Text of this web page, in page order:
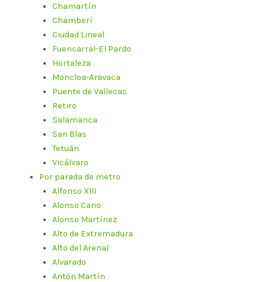
Chamartín
Chamberí
Ciudad Lineal
Fuencarral-El Pardo
Hortaleza
Moncloa-Aravaca
Puente de Vallecas
Retiro
Salamanca
San Blas
Tetuán
Vicálvaro
Por parada de metro
Alfonso XIII
Alonso Cano
Alonso Martínez
Alto de Extremadura
Alto del Arenal
Alvarado
Antón Martín